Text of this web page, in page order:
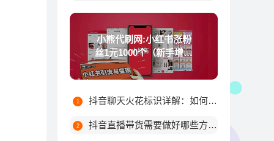
小熊代刷网:小红书涨粉
丝1元1000个（新手增加
粉丝技巧）
抖音聊天火花标识详解：如何触发不同颜色火花及最高等级规则
抖音直播带货需要做好哪些方面?